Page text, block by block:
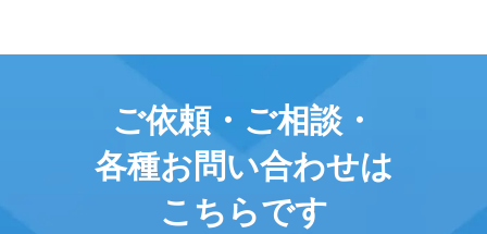
ご依頼・ご相談・
各種お問い合わせは
こちらです